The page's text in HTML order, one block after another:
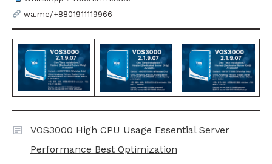
wa.me/+8801911119966
VOS3000 High CPU Usage Essential Server
Performance Best Optimization